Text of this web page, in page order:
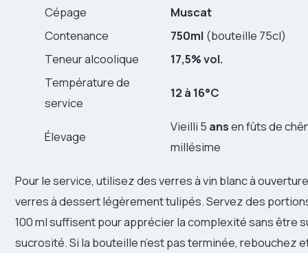
Cépage
Muscat
Contenance
750ml (bouteille 75cl)
Teneur alcoolique
17,5% vol.
Température de
service
12 à 16°C
Élevage
Vieilli 5 ansen fûts de
millésime
Pour le service, utilisez des verres à vin blanc à
verres à dessert légèrement tulipés. Servez des
100 ml suffisent pour apprécier la complexité sans être
sucrosité. Si la bouteille n’est pas terminée, rebouchez